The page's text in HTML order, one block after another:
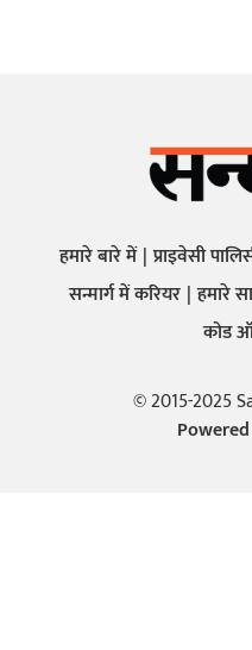
हमारे बारे में प्राइवेसी
सन्मार्ग में करियर हमारे
कोड
© 2015-2025